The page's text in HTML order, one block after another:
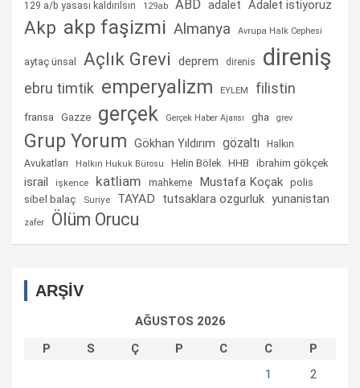
129 a/b yasası kaldırılsın 129ab ABD adalet Adalet istiyoruz
Akp akp faşizmi Almanya Avrupa Halk Cephesi
aytaç ünsal Açlık Grevi deprem direnis direniş
ebru timtik emperyalizm EYLEM filistin
fransa Gazze gerçek Gerçek Haber Ajansı gha grev
Grup Yorum Gökhan Yıldırım gözaltı
Halkın
Avukatları
Halkın Hukuk Bürosu Helin Bölek HHB ibrahim gökçek
israil işkence katliam mahkeme Mustafa Koçak polis
sibel balaç Suriye TAYAD tutsaklara ozgurluk yunanistan
zafer Ölüm Orucu
ARŞİV
AĞUSTOS 2026
P
S Ç P C C
P
1
2